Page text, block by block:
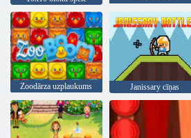
Zoodārza uzplaukums Janissary cīņas